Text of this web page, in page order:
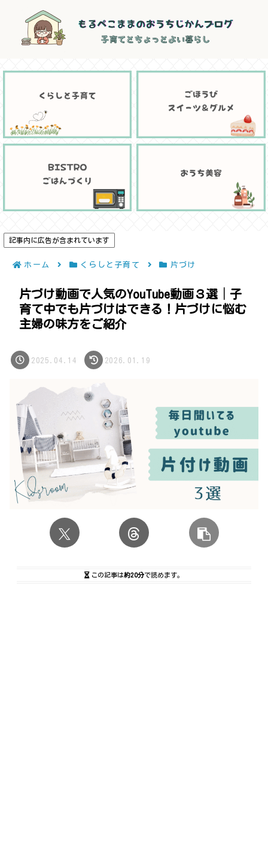
記事内に広告が含まれています
ホーム くらしと子育て 片づけ
片づけ動画で人気のYouTube動画３選│子
育て中でも片づけはできる！片づけに悩む
主婦の味方をご紹介
2025.04.14 2026.01.19
この記事は約20分で読めます。